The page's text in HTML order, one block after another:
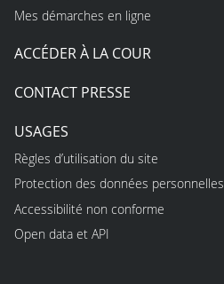
Mes démarches en ligne
ACCÉDER À LA COUR
CONTACT PRESSE
USAGES
Règles d’utilisation du site
Protection des données personnelles
Accessibilité non conforme
Open data et API